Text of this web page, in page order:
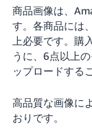
語어
-
KR
日
語
ロ
グ
イ
商品画像は、
す。各商品には
上必要です。購
うに、6点以上
ップロードする
高品質な画像に
おりです。